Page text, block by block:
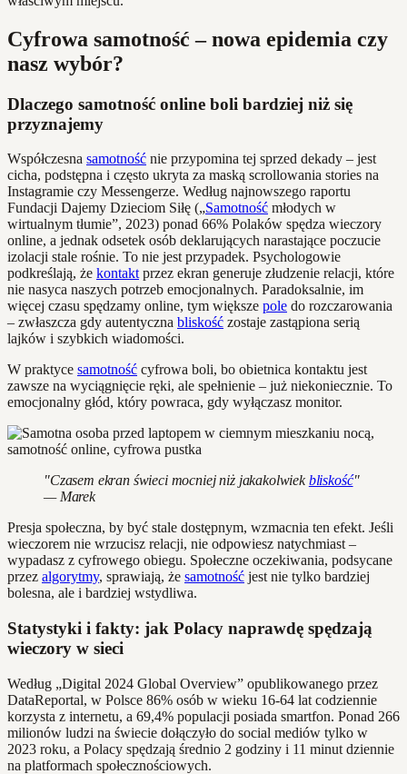
Cyfrowa samotność – nowa epidemia czy
nasz wybór?
Dlaczego samotność online boli bardziej niż się
przyznajemy
Współczesna samotność nie przypomina tej sprzed dekady – jest
cicha, podstępna i często ukryta za maską scrollowania stories na
Instagramie czy Messengerze. Według najnowszego raportu
Fundacji Dajemy Dzieciom Siłę („Samotność młodych w
wirtualnym tłumie”, 2023) ponad 66% Polaków spędza wieczory
online, a jednak odsetek osób deklarujących narastające poczucie
izolacji stale rośnie. To nie jest przypadek. Psychologowie
podkreślają, że kontakt przez ekran generuje złudzenie relacji, które
nie nasyca naszych potrzeb emocjonalnych. Paradoksalnie, im
więcej czasu spędzamy online, tym większe pole do rozczarowania
– zwłaszcza gdy autentyczna bliskość zostaje zastąpiona serią
lajków i szybkich wiadomości.
W praktyce samotność cyfrowa boli, bo obietnica kontaktu jest
zawsze na wyciągnięcie ręki, ale spełnienie – już niekoniecznie. To
emocjonalny głód, który powraca, gdy wyłączasz monitor.
"Czasem ekran świeci mocniej niż jakakolwiekbliskość"
— Marek
Presja społeczna, by być stale dostępnym, wzmacnia ten efekt. Jeśli
wieczorem nie wrzucisz relacji, nie odpowiesz natychmiast –
wypadasz z cyfrowego obiegu. Społeczne oczekiwania, podsycane
przez algorytmy, sprawiają, że samotność jest nie tylko bardziej
bolesna, ale i bardziej wstydliwa.
Statystyki i fakty: jak Polacy naprawdę spędzają
wieczory w sieci
Według „Digital 2024 Global Overview” opublikowanego przez
DataReportal, w Polsce 86% osób w wieku 16-64 lat codziennie
korzysta z internetu, a 69,4% populacji posiada smartfon. Ponad 266
milionów ludzi na świecie dołączyło do social mediów tylko w
2023 roku, a Polacy spędzają średnio 2 godziny i 11 minut dziennie
na platformach społecznościowych.